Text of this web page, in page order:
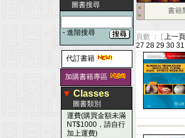
圖書搜尋
- 進階搜尋
代訂書籍
加購書籍專區
▼ Classes
圖書類別
運費(購買金額未滿
NT$1000，請自行
加上運費)
■
■
書籍
頁數 ： [ 上一頁
27 28 29 30 31